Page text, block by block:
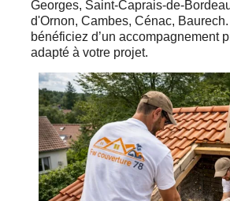
Georges, Saint-Caprais-de-
d'Ornon, Cambes, Cénac,
bénéficiez d’un accompagnement
adapté à votre projet.